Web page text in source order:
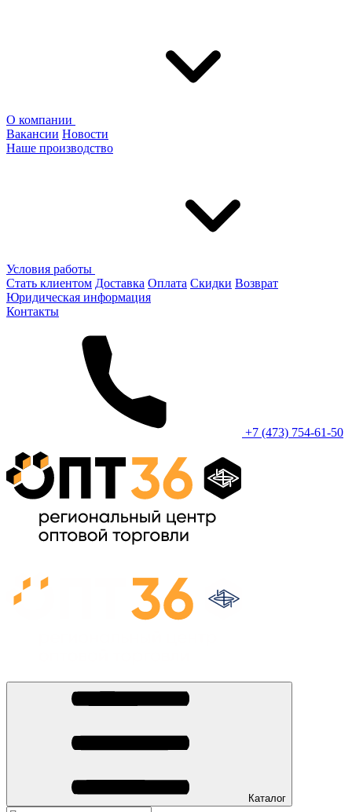
О компании
Вакансии Новости
Наше производство
Условия работы
Стать клиентом Доставка Оплата Скидки Возврат
Юридическая информация
Контакты
+7 (473) 754-61-50
Каталог